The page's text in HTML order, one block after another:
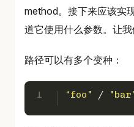
method。接下来应该实
道它使用什么参数。让
路径可以有多个变种：
1 "foo" /